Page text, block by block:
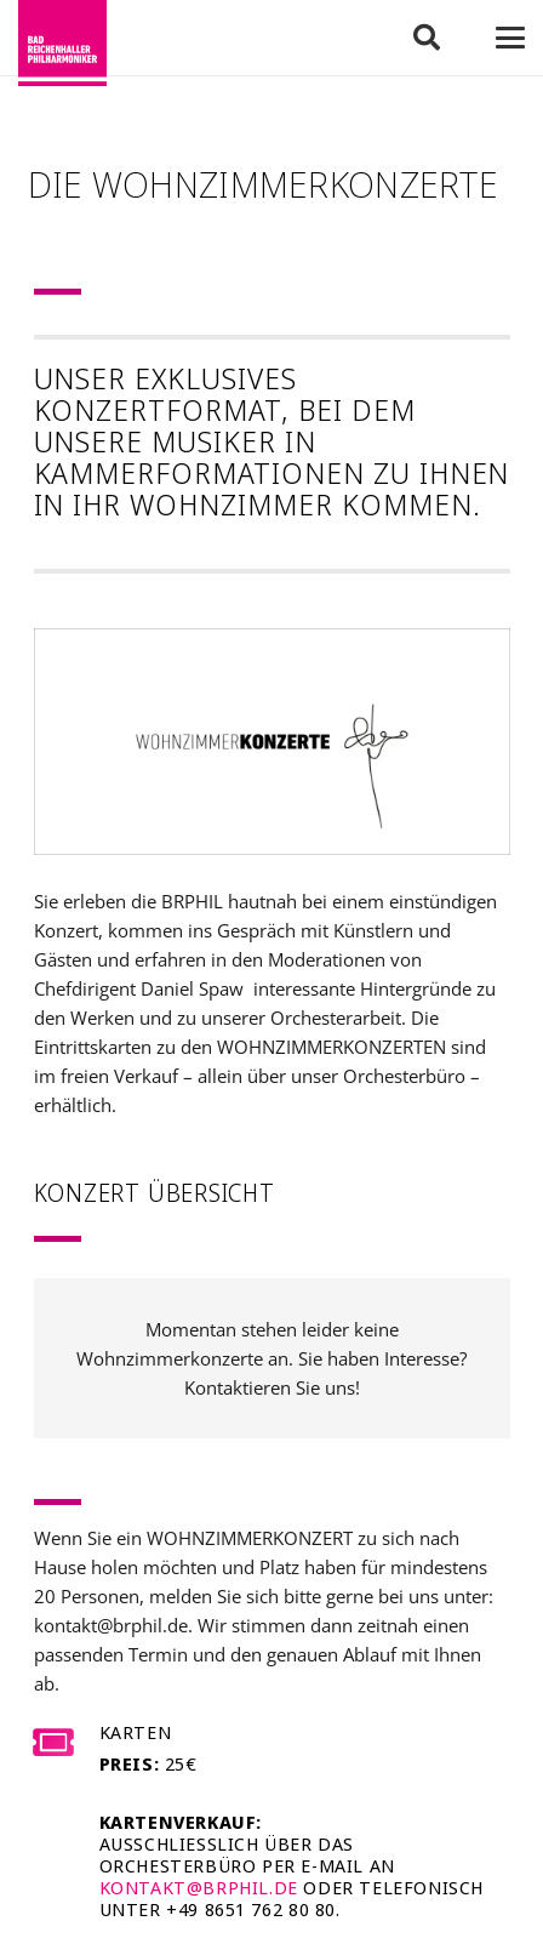
DIE WOHNZIMMERKONZERTE
UNSER EXKLUSIVES
KONZERTFORMAT, BEI DEM
UNSERE MUSIKER IN
KAMMERFORMATIONEN ZU IHNEN
IN IHR WOHNZIMMER KOMMEN.
Sie erleben die BRPHIL hautnah bei einem einstündigen
Konzert, kommen ins Gespräch mit Künstlern und
Gästen und erfahren in den Moderationen von
Chefdirigent Daniel Spaw interessante Hintergründe zu
den Werken und zu unserer Orchesterarbeit. Die
Eintrittskarten zu den WOHNZIMMERKONZERTEN sind
im freien Verkauf – allein über unser Orchesterbüro –
erhältlich.
KONZERT ÜBERSICHT
Momentan stehen leider keine
Wohnzimmerkonzerte an. Sie haben Interesse?
Kontaktieren Sie uns!
Wenn Sie ein WOHNZIMMERKONZERT zu sich nach
Hause holen möchten und Platz haben für mindestens
20 Personen, melden Sie sich bitte gerne bei uns unter:
kontakt@brphil.de. Wir stimmen dann zeitnah einen
passenden Termin und den genauen Ablauf mit Ihnen
ab.
KARTEN
PREIS: 25€
KARTENVERKAUF:
AUSSCHLIESSLICH ÜBER DAS O
RCHESTERBÜRO PER E-MAIL AN
KONTAKT@BRPHIL.DE ODER TELEFONISCH
UNTER +49 8651 762 80 80.